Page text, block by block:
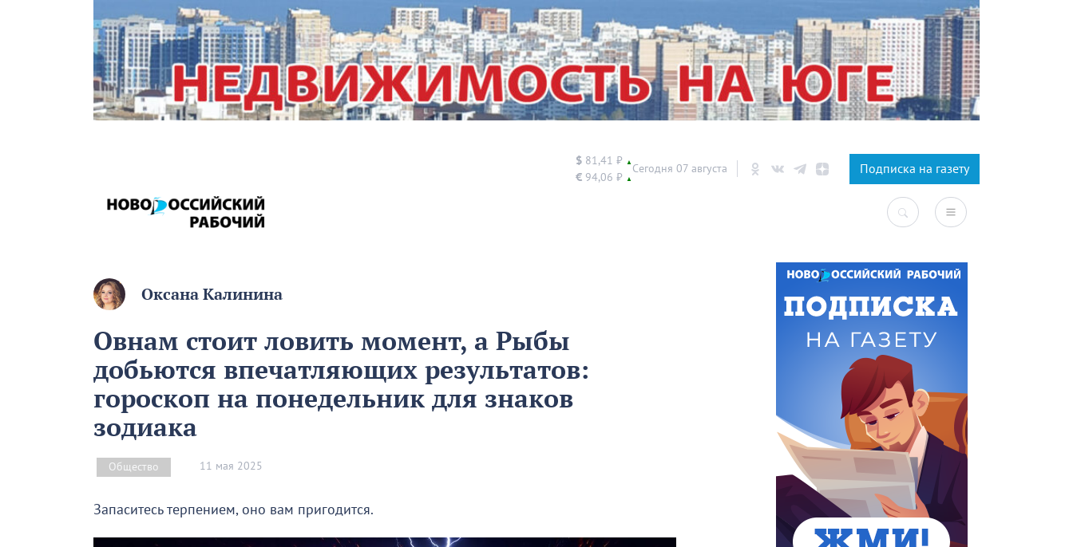
$ 81,41 ₽ ▲
€ 94,06 ₽ ▲
Сегодня 07 августа Подписка на газету
Оксана Калинина
Овнам стоит ловить момент, а Рыбы
добьются впечатляющих результатов:
гороскоп на понедельник для знаков
зодиака
Общество 11 мая 2025
Запаситесь терпением, оно вам пригодится.